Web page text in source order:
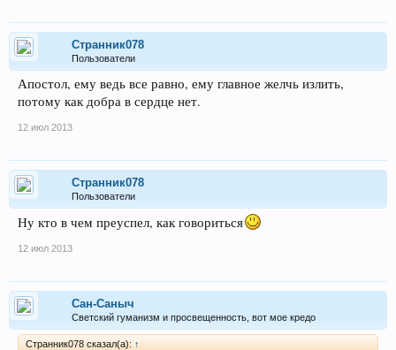
Странник078
Пользователи
Апостол, ему ведь все равно, ему главное желчь излить,
потому как добра в сердце нет.
12 июл 2013
Странник078
Пользователи
Ну кто в чем преуспел, как говориться
12 июл 2013
Сан-Саныч
Светский гуманизм и просвещенность, вот мое кредо
Странник078 сказал(а): ↑